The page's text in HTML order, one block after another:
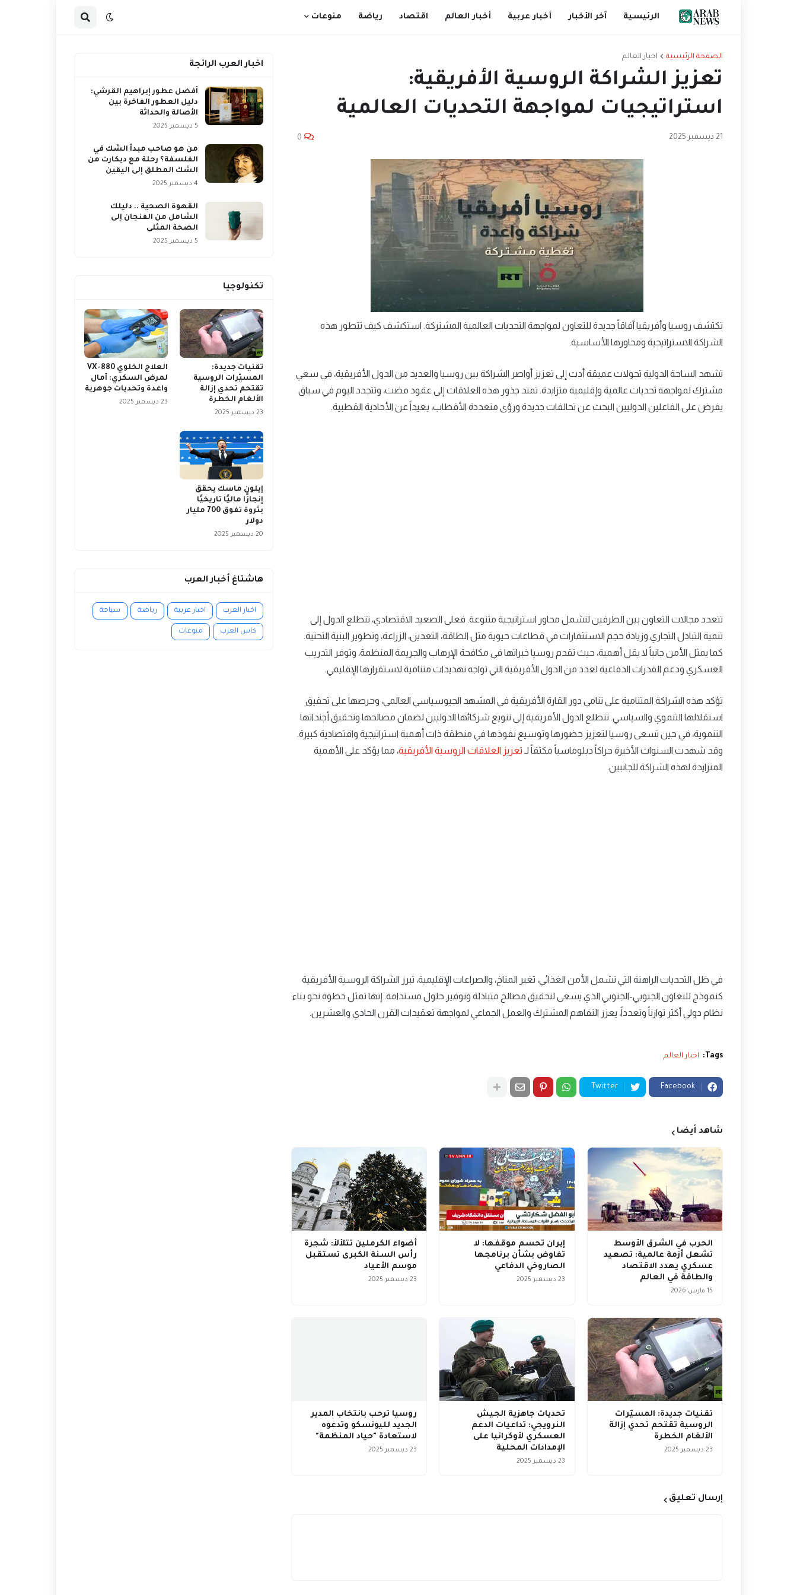
الرئيسية آخر الأخبار أخبار عربية أخبار العالم اقتصاد رياضة منوعات
الصفحة الرئيسية اخبار العالم
تعزيز الشراكة الروسية الأفريقية:
استراتيجيات لمواجهة التحديات العالمية
21 ديسمبر 2025 0
تكتشف روسيا وأفريقيا آفاقاً جديدة للتعاون لمواجهة التحديات العالمية المشتركة. استكشف كيف تتطور هذه
الشراكة الاستراتيجية ومحاورها الأساسية.
تشهد الساحة الدولية تحولات عميقة أدت إلى تعزيز أواصر الشراكة بين روسيا والعديد من الدول الأفريقية، في سعي
مشترك لمواجهة تحديات عالمية وإقليمية متزايدة. تمتد جذور هذه العلاقات إلى عقود مضت، وتتجدد اليوم في سياق
يفرض على الفاعلين الدوليين البحث عن تحالفات جديدة ورؤى متعددة الأقطاب، بعيداً عن الأحادية القطبية.
تتعدد مجالات التعاون بين الطرفين لتشمل محاور استراتيجية متنوعة. فعلى الصعيد الاقتصادي، تتطلع الدول إلى
تنمية التبادل التجاري وزيادة حجم الاستثمارات في قطاعات حيوية مثل الطاقة، التعدين، الزراعة، وتطوير البنية التحتية.
كما يمثل الأمن جانباً لا يقل أهمية، حيث تقدم روسيا خبراتها في مكافحة الإرهاب والجريمة المنظمة، وتوفر التدريب
العسكري ودعم القدرات الدفاعية لعدد من الدول الأفريقية التي تواجه تهديدات متنامية لاستقرارها الإقليمي.
تؤكد هذه الشراكة المتنامية على تنامي دور القارة الأفريقية في المشهد الجيوسياسي العالمي، وحرصها على تحقيق
استقلالها التنموي والسياسي. تتطلع الدول الأفريقية إلى تنويع شركائها الدوليين لضمان مصالحها وتحقيق أجنداتها
التنموية، في حين تسعى روسيا لتعزيز حضورها وتوسيع نفوذها في منطقة ذات أهمية استراتيجية واقتصادية كبيرة.
وقد شهدت السنوات الأخيرة حراكاً دبلوماسياً مكثفاً لـ تعزيز العلاقات الروسية الأفريقية، مما يؤكد على الأهمية
المتزايدة لهذه الشراكة للجانبين.
في ظل التحديات الراهنة التي تشمل الأمن الغذائي، تغير المناخ، والصراعات الإقليمية، تبرز الشراكة الروسية الأفريقية
كنموذج للتعاون الجنوبي-الجنوبي الذي يسعى لتحقيق مصالح متبادلة وتوفير حلول مستدامة. إنها تمثل خطوة نحو بناء
نظام دولي أكثر توازناً وتعدداً، يعزز التفاهم المشترك والعمل الجماعي لمواجهة تعقيدات القرن الحادي والعشرين.
Tags: اخبار العالم
Facebook
Twitter
شاهد أيضا
الحرب في الشرق الأوسط
تشعل أزمة عالمية: تصعيد
عسكري يهدد الاقتصاد
والطاقة في العالم
15 مارس 2026
إيران تحسم موقفها: لا
تفاوض بشأن برنامجها
الصاروخي الدفاعي
23 ديسمبر 2025
أضواء الكرملين تتلألأ: شجرة
رأس السنة الكبرى تستقبل
موسم الأعياد
23 ديسمبر 2025
تقنيات جديدة: المسيّرات
الروسية تقتحم تحدي إزالة
الألغام الخطرة
23 ديسمبر 2025
تحديات جاهزية الجيش
النرويجي: تداعيات الدعم
العسكري لأوكرانيا على
الإمدادات المحلية
23 ديسمبر 2025
روسيا ترحب بانتخاب المدير
الجديد لليونسكو وتدعوه
لاستعادة "حياد المنظمة"
23 ديسمبر 2025
إرسال تعليق
اخبار العرب الرائجة
أفضل عطور إبراهيم القرشي:
دليل العطور الفاخرة بين
الأصالة والحداثة
5 ديسمبر 2025
من هو صاحب مبدأ الشك في
الفلسفة؟ رحلة مع ديكارت من
الشك المطلق إلى اليقين
4 ديسمبر 2025
القهوة الصحية .. دليلك
الشامل من الفنجان إلى
الصحة المثلى
5 ديسمبر 2025
تكنولوجيا
تقنيات جديدة:
المسيّرات الروسية
تقتحم تحدي إزالة
الألغام الخطرة
23 ديسمبر 2025
العلاج الخلوي VX-880
لمرض السكري: آمال
واعدة وتحديات جوهرية
23 ديسمبر 2025
إيلون ماسك يحقق
إنجازًا ماليًا تاريخيًا
بثروة تفوق 700 مليار
دولار
20 ديسمبر 2025
هاشتاغ أخبار العرب
اخبار العرب اخبار عربية رياضة سياحة
كاس العرب منوعات